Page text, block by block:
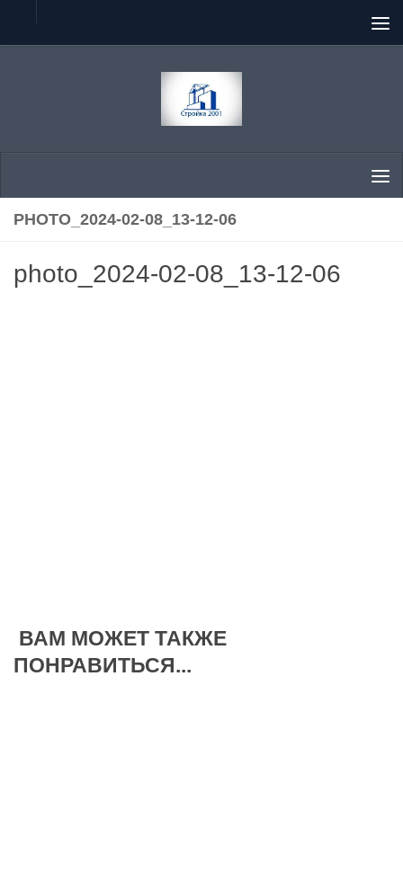
Перейти к содержимому
PHOTO_2024-02-08_13-12-06
photo_2024-02-08_13-12-06
ВАМ МОЖЕТ ТАКЖЕ
ПОНРАВИТЬСЯ...